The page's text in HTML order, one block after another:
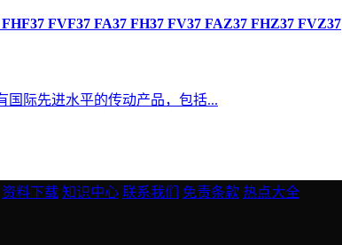
FVF37 FA37 FH37 FV37 FAZ37 FHZ37 FVZ37
国际先进水平的传动产品，包括...
资料下载 知识中心 联系我们 免责条款 热点大全